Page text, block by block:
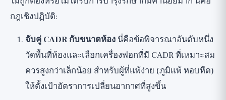
กฎเชิงปฏิบัติ:
จับคู่ CADR กับขนาดห้อง นี่คือข้อพิจารณาอันดับหนึ่ง
วัดพื้นที่ห้องและเลือกเครื่องฟอกที่มี CADR ที่เหมาะสม
ควรสูงกว่าเล็กน้อย สำหรับผู้ที่แพ้ง่าย (ภูมิแพ้ หอบหืด)
ให้ตั้งเป้าอัตราการเปลี่ยนอากาศที่สูงขึ้น